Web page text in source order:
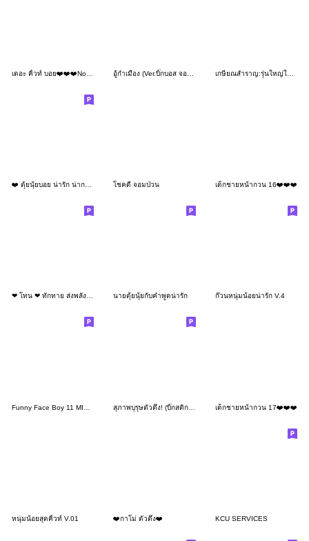
เกษียณสำราญ:รุ่นใหญ่ใจถึง(มินิ)
โชคดี จอมป่วน เด็กชายหน้ากวน 16❤️❤️❤️
❤ โทน ❤ ทักทาย ส่งพลังบวก (Mini) นายตุ้ยนุ้ยกับคำพูดน่ารัก ก๊วนหนุ่มน้อยน่ารัก V.4
เด็กชายหน้ากวน 17❤️❤️❤️
หนุ่มน้อยสุดคิ้วท์ V.01 ❤️กาโม่ ตัวตึง❤️ KCU SERVICES